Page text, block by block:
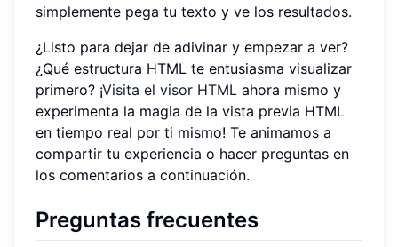
simplemente pega tu texto y ve los resultados.
¿Listo para dejar de adivinar y empezar a ver?
¿Qué estructura HTML te entusiasma visualizar
primero? ¡Visita el visor HTML ahora mismo y
experimenta la magia de la vista previa HTML
en tiempo real por ti mismo! Te animamos a
compartir tu experiencia o hacer preguntas en
los comentarios a continuación.
Preguntas frecuentes